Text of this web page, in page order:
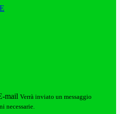
mail Verrà inviato un messaggio
necessarie.